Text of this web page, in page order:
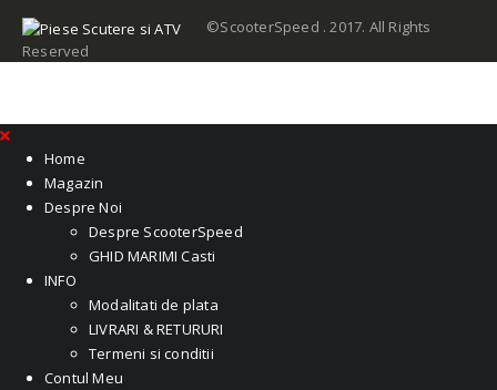
©ScooterSpeed . 2017. All Rights
Reserved
Home
Magazin
Despre Noi
Despre ScooterSpeed
GHID MARIMI Casti
INFO
Modalitati de plata
LIVRARI & RETURURI
Termeni si conditii
Contul Meu